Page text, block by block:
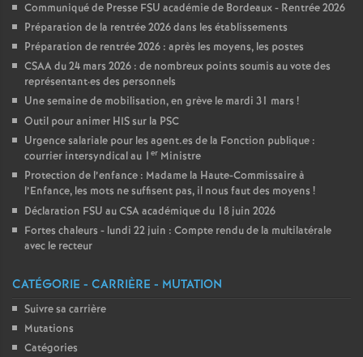
Communiqué de Presse FSU académie de Bordeaux - Rentrée 2026
Préparation de la rentrée 2026 dans les établissements
Préparation de rentrée 2026 : après les moyens, les postes
CSAA du 24 mars 2026 : de nombreux points soumis au vote des
représentant·es des personnels
Une semaine de mobilisation, en grève le mardi 31 mars !
Outil pour animer HIS sur la PSC
Urgence salariale pour les agent.es de la Fonction publique :
courrier intersyndical au 1 er Ministre
Protection de l’enfance : Madame la Haute-Commissaire à
l’Enfance, les mots ne suffisent pas, il nous faut des moyens !
Déclaration FSU au CSA académique du 18 juin 2026
Fortes chaleurs - lundi 22 juin : Compte rendu de la multilatérale
avec le recteur
CATÉGORIE - CARRIÈRE - MUTATION
Suivre sa carrière
Mutations
Catégories